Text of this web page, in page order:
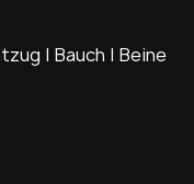
| Bauch | Beine